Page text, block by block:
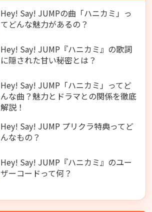
Hey! Say! JUMPの曲「ハニカミ」っ
てどんな魅力があるの？
Hey! Say! JUMP『ハニカミ』の歌詞
に隠された甘い秘密とは？
Hey! Say! JUMP「ハニカミ」ってど
んな曲？魅力とドラマとの関係を徹底
解説！
Hey! Say! JUMP プリクラ特典ってど
んなもの？
Hey! Say! JUMP『ハニカミ』のユー
ザーコードって何？